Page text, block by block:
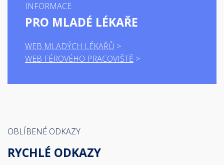
INFORMACE
PRO MLADÉ LÉKAŘE
WEB MLADÝCH LÉKAŘŮ
WEB FÉROVÉHO PRACOVIŠTĚ
OBLÍBENÉ ODKAZY
RYCHLÉ ODKAZY